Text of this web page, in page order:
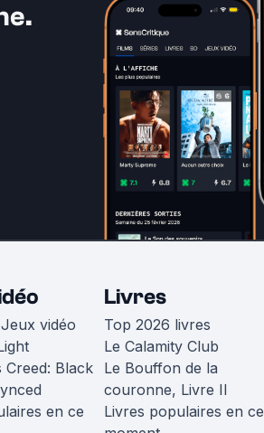
vidéo
Creed: Black
en ce
Livres
Top 2026 livres
Le Calamity Club
Le Bouffon de la
couronne, Livre II
Livres populaires en ce